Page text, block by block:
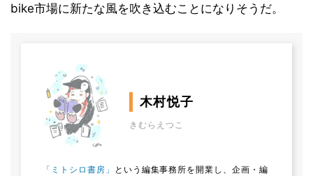
bike市場に新たな風を吹き込むことになりそうだ。
木村悦子
きむらえつこ
「ミトシロ書房」
という編集事務所を開業し、企画・編